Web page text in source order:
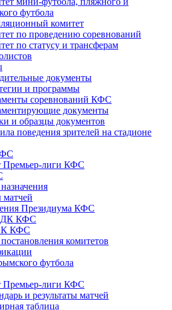
футбола
комитет
по проведению соревнований
по статусу и трансферам
документы
и программы
соревнований КФС
документы
и образцы документов
поведения зрителей на стадионе
Премьер-лиги КФС
Президиума КФС
КФС
КФС
комитетов
футбола
Премьер-лиги КФС
и результаты матчей
таблица